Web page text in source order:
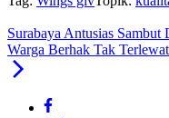
Surabaya Antusias
Warga Berhak Tak